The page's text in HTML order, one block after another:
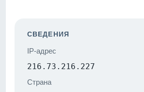
СВЕДЕНИЯ
IP-адрес
216.73.216.227
Страна